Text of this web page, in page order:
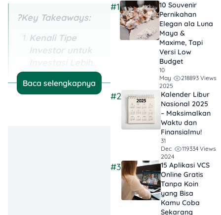
?Key Takeaways:
Kenali Tipe
Investor untuk
Tepat:Pahami
apakah kamu
Baca selengkapnya
#1
10 Souvenir
Pernikahan
Elegan ala Luna
Maya &
Maxime, Tapi
Versi Low
Budget
10
May
2025
218893 Views
#2
Kalender Libur
Nasional 2025
– Maksimalkan
Waktu dan
Finansialmu!
31
Dec
2024
119334 Views
#3
15 Aplikasi VCS
Online Gratis
Tanpa Koin
yang Bisa
Kamu Coba
Sekarang